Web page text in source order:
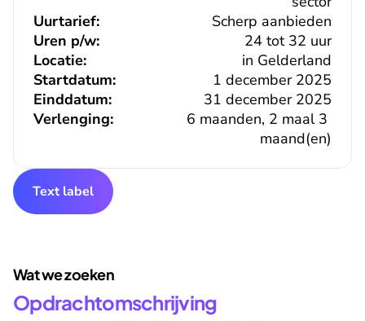
Uurtarief:
Scherp aanbieden
24 tot 32 uur
Uren p/w:
Locatie:
in Gelderland
Verlenging:
6 maanden, 2 maal 3
maand(en)
Einddatum: 31 december 2025
Startdatum: 1 december 2025
Text label
Wat we zoeken
Opdrachtomschrijving